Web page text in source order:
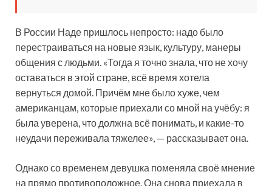
В России Наде пришлось непросто: надо было
перестраиваться на новые язык, культуру, манеры
общения с людьми. «Тогда я точно знала, что не хочу
оставаться в этой стране, всё время хотела
вернуться домой. Причём мне было хуже, чем
американцам, которые приехали со мной на учёбу: я
была уверена, что должна всё понимать, и какие-то
неудачи переживала тяжелее», — рассказывает она.
Однако со временем девушка поменяла своё мнение
на прямо противоположное. Она снова приехала в